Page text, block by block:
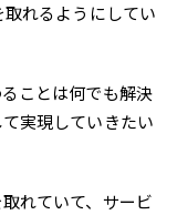
れるようにしてい
ことは何でも解決
実現していきたい
れていて、サービ